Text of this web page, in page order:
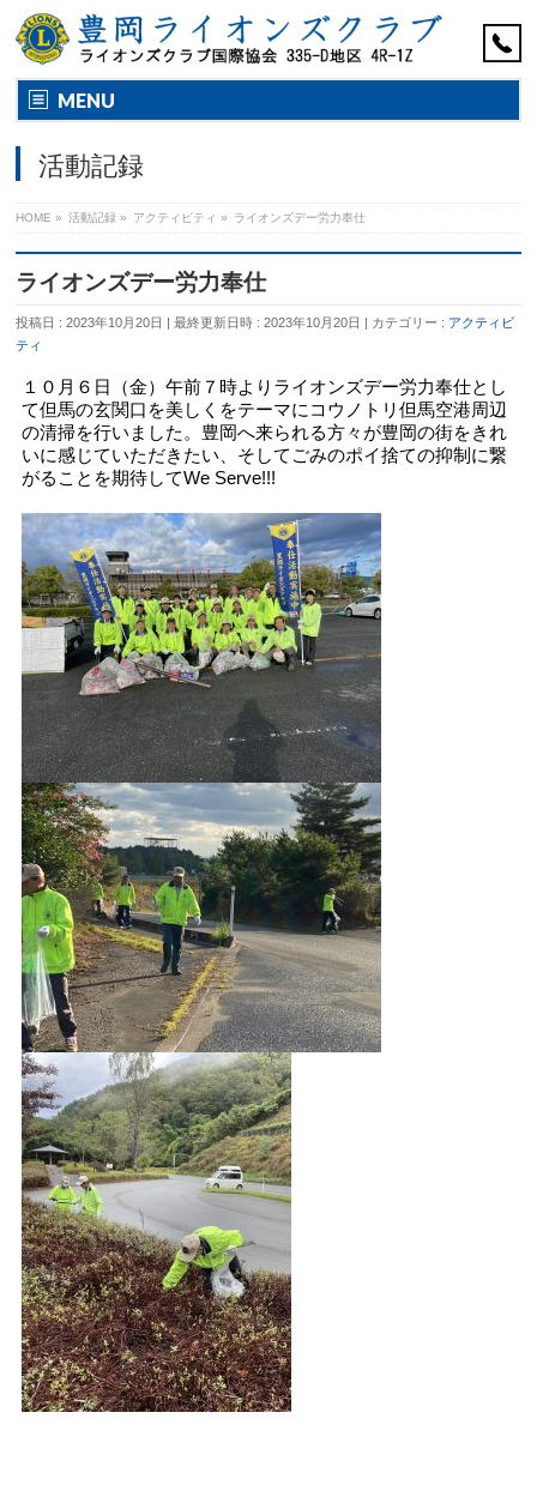
MENU
活動記録
HOME » 活動記録 » アクティビティ » ライオンズデー労力奉仕
ライオンズデー労力奉仕
投稿日 : 2023年10月20日 最終更新日時 : 2023年10月20日 カテゴリー : アクティビ
ティ
１０月６日（金）午前７時よりライオンズデー労力奉仕とし
て但馬の玄関口を美しくをテーマにコウノトリ但馬空港周辺
の清掃を行いました。豊岡へ来られる方々が豊岡の街をきれ
いに感じていただきたい、そしてごみのポイ捨ての抑制に繋
がることを期待してWe Serve!!!